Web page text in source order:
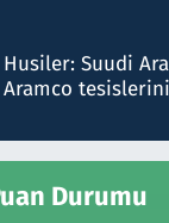
Husiler: Suudi
Aramco
Durumu